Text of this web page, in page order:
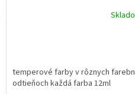
temperové farby v rôznych
odtieňoch každá farba 12ml